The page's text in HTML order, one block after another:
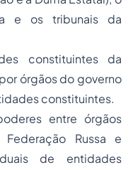
e os tribunais da
constituintes da
órgãos do governo
constituintes.
entre órgãos
Russa e
de entidades